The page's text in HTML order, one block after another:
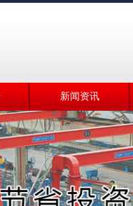
新闻资讯